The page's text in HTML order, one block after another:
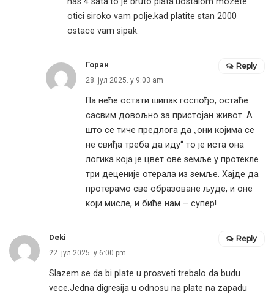
otici siroko vam polje.kad platite stan 2000
ostace vam sipak.
Горан
28. јул 2025. у 9:03 am
Па неће остати шипак госпођо, остаће
сасвим довољно за пристојан живот. А
што се тиче предлога да „они којима се
не свиђа треба да иду“ то је иста она
логика која је цвет ове земље у протекле
три деценије отерала из земље. Хајде да
протерамо све образоване људе, и оне
који мисле, и биће нам – супер!
Reply
Deki
22. јул 2025. у 6:00 pm
Slazem se da bi plate u prosveti trebalo da budu
vece.Jedna digresija u odnosu na plate na zapadu
Reply